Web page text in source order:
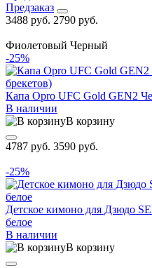
Предзаказ
3488 руб. 2790 руб.
Фиолетовый Черный
-25%
Капа Opro UFC Gold GEN2
В наличии
В корзину
4787 руб. 3590 руб.
-25%
Детское кимоно для Дзюдо
белое
В наличии
В корзину